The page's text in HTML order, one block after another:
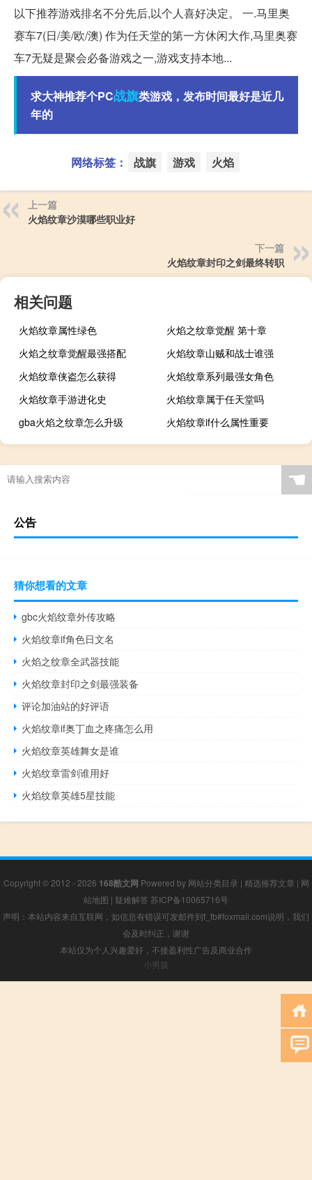
以下推荐游戏排名不分先后,以个人喜好决定。 一.马里奥
赛车7(日/美/欧/澳) 作为任天堂的第一方休闲大作,马里奥赛
车7无疑是聚会必备游戏之一,游戏支持本地...
求大神推荐个PC战旗类游戏，发布时间最好是近几
年的
网络标签： 战旗 游戏 火焰
上一篇
火焰纹章沙漠哪些职业好
下一篇
火焰纹章封印之剑最终转职
相关问题
火焰纹章属性绿色
火焰之纹章觉醒 第十章
火焰之纹章觉醒最强搭配
火焰纹章山贼和战士谁强
火焰纹章侠盗怎么获得
火焰纹章系列最强女角色
火焰纹章手游进化史
火焰纹章属于任天堂吗
gba火焰之纹章怎么升级
火焰纹章if什么属性重要
☚
公告
猜你想看的文章
gbc火焰纹章外传攻略
火焰纹章if角色日文名
火焰之纹章全武器技能
火焰纹章封印之剑最强装备
评论加油站的好评语
火焰纹章if奥丁血之疼痛怎么用
火焰纹章英雄舞女是谁
火焰纹章雷剑谁用好
火焰纹章英雄5星技能
Copyright © 2012 - 2026 168酷文网 Powered by 网站分类目录 | 精选推荐文章 | 网
站地图 | 疑难解答 苏ICP备10065716号
声明：本站内容来自互联网，如信息有错误可发邮件到f_fb#foxmail.com说明，我们
会及时纠正，谢谢
本站仅为个人兴趣爱好，不接盈利性广告及商业合作
小男孩